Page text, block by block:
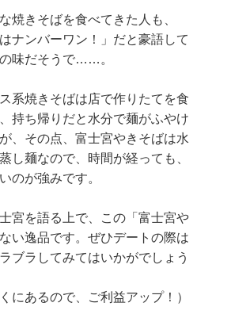
焼きそばを食べてきた人も、
ナンバーワン！」だと豪語して
味だそうで……。
系焼きそばは店で作りたてを食
持ち帰りだと水分で麺がふやけ
、その点、富士宮やきそばは水
し麺なので、時間が経っても、
のが強みです。
宮を語る上で、この「富士宮や
い逸品です。ぜひデートの際は
ブラしてみてはいかがでしょう
にあるので、ご利益アップ！）